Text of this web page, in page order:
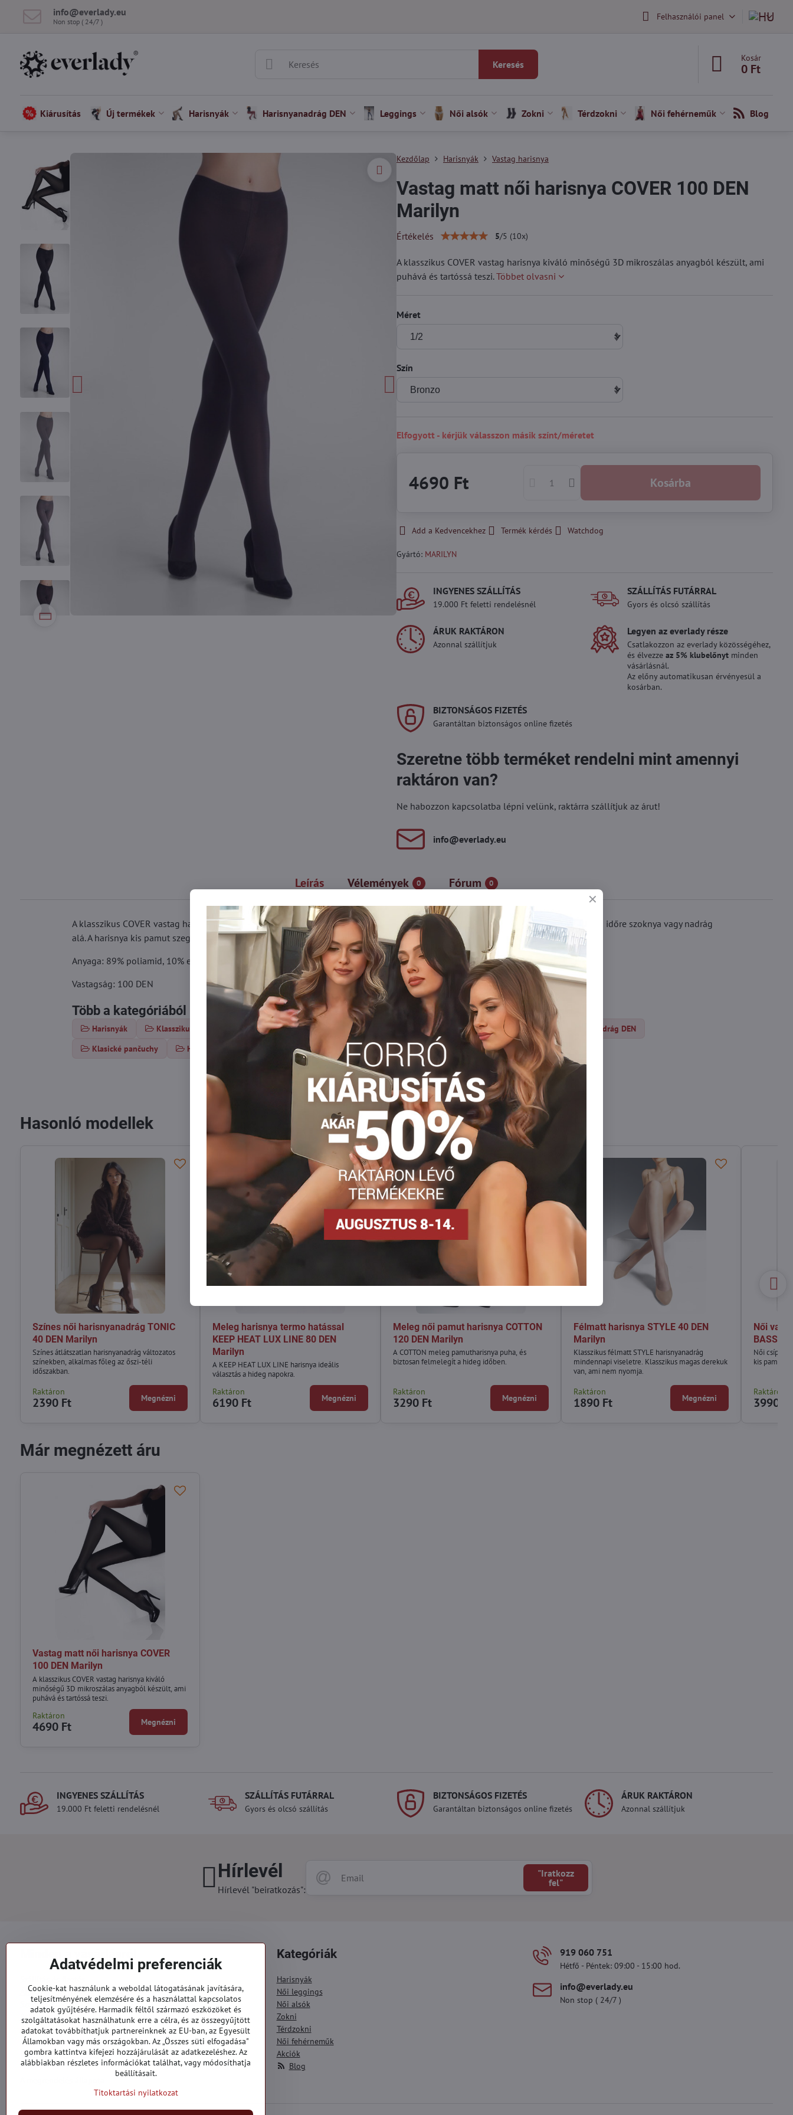
info​@everlady​.eu
Non stop ( 24/7 ) Felhasználói panel
Keresés
Kosár
0 Ft
Kiárusítás Új termékek Harisnyák Harisnyanadrág DEN Leggings Női alsók Zokni Térdzokni Női fehérneműk Blog
Kezdőlap Harisnyák Vastag harisnya
Vastag matt női harisnya COVER 100 DEN
Marilyn
Értékelés 5/5 (10x)
A klasszikus COVER vastag harisnya kiváló minőségű 3D mikroszálas anyagból készült, ami
puhává és tartóssá teszi.Többet olvasni
Méret
Szín
Elfogyott - kérjük válasszon másik színt/méretet
4690 Ft Kosárba
Add a Kedvencekhez Termék kérdés Watchdog
Gyártó: MARILYN
INGYENES SZÁLLÍTÁS
19.000 Ft feletti rendelésnél
SZÁLLÍTÁS FUTÁRRAL
Gyors és olcsó szállítás
ÁRUK RAKTÁRON
Azonnal szállítjuk
Legyen az everlady része
Csatlakozzon az everlady közösségéhez,
és élvezzeaz 5% klubelőnyt minden
vásárlásnál.
Az előny automatikusan érvényesül a
kosárban.
BIZTONSÁGOS FIZETÉS
Garantáltan biztonságos online fizetés
Szeretne több terméket rendelni mint amennyi
raktáron van?
Ne habozzon kapcsolatba lépni velünk, raktárra szállítjuk az árut!
info​@everlady​.eu
Leírás Vélemények 0 Fórum 0
A klasszikus COVER vastag harisnya kiváló minőségű 3D mikroszálas anyagból készült, ami puhává és tartóssá teszi. Alkalmas hideg időre szoknya vagy nadrág
alá. A harisnya kis pamut szegéllyel és lapos varrással rendelkezik, nincs megerősített ülőrésze vagy lábujja.
Anyaga: 89% poliamid, 10% elasztán, 1% pamut
Vastagság: 100 DEN
Több a kategóriából
Harisnyák Klasszikus harisnya Vastag harisnya Nagyméretű harisnya Harisnya 100 DEN felett
Harisnyanadrág DEN
Klasické pančuchy
Hrubé pančuchy Plus size pančuchy xl/xxl/xxxl Silonky nad 100 DEN
FacebookTwitter Bluesky PinterestRedditLinkedInWhatsApp
E-
mail
Hasonló modellek
Színes női harisnyanadrág TONIC
40 DEN Marilyn
Színes átlátszatlan harisnyanadrág változatos
színekben, alkalmas főleg az őszi-téli
időszakban.
Raktáron
2390 Ft Megnézni
Meleg harisnya termo hatással
KEEP HEAT LUX LINE 80 DEN
Marilyn
A KEEP HEAT LUX LINE harisnya ideális
választás a hideg napokra.
Raktáron
6190 Ft Megnézni
Meleg női pamut harisnya COTTON
120 DEN Marilyn
A COTTON meleg pamutharisnya puha, és
biztosan felmelegít a hideg időben.
Raktáron
3290 Ft Megnézni
Félmatt harisnya STYLE 40 DEN
Marilyn
Klasszikus félmatt STYLE harisnyanadrág
mindennapi viseletre. Klasszikus magas derekuk
van, ami nem nyomja.
Raktáron
1890 Ft Megnézni
Női
BASSA
Női csípő
kis pamut
Raktáron
3990 Ft
Már megnézett áru
Vastag matt női harisnya COVER
100 DEN Marilyn
A klasszikus COVER vastag harisnya kiváló
minőségű 3D mikroszálas anyagból készült, ami
puhává és tartóssá teszi.
Raktáron
4690 Ft Megnézni
INGYENES SZÁLLÍTÁS
19.000 Ft feletti rendelésnél
SZÁLLÍTÁS FUTÁRRAL
Gyors és olcsó szállítás
BIZTONSÁGOS FIZETÉS
Garantáltan biztonságos online fizetés
ÁRUK RAKTÁRON
Azonnal szállítjuk
Hírlevél
Hírlevél "beiratkozás":
"Iratkozz
fel"
Általános szerződési feltételek
Személyes adatok védelme
Reklamációs űrlap
Kapcsolatt
Megrendelések
Kategóriák
Harisnyák
Női leggings
Női alsók
Zokni
Térdzokni
Női fehérneműk
Akciók
Blog
919 060 751
Hétfő - Péntek: 09:00 - 15:00 hod.
info​@everlady​.eu
Non stop ( 24/7 )
Adatvédelmi preferenciák
Cookie-kat használunk a weboldal látogatásának javítására,
teljesítményének elemzésére és a használattal kapcsolatos
adatok gyűjtésére. Harmadik féltől származó eszközöket és
szolgáltatásokat használhatunk erre a célra, és az összegyűjtött
adatokat továbbíthatjuk partnereinknek az EU-ban, az Egyesült
Államokban vagy más országokban. Az „Összes süti elfogadása"
gombra kattintva kifejezi hozzájárulását az adatkezeléshez. Az
alábbiakban részletes információkat találhat, vagy módosíthatja
beállításait.
Titoktartási nyilatkozat